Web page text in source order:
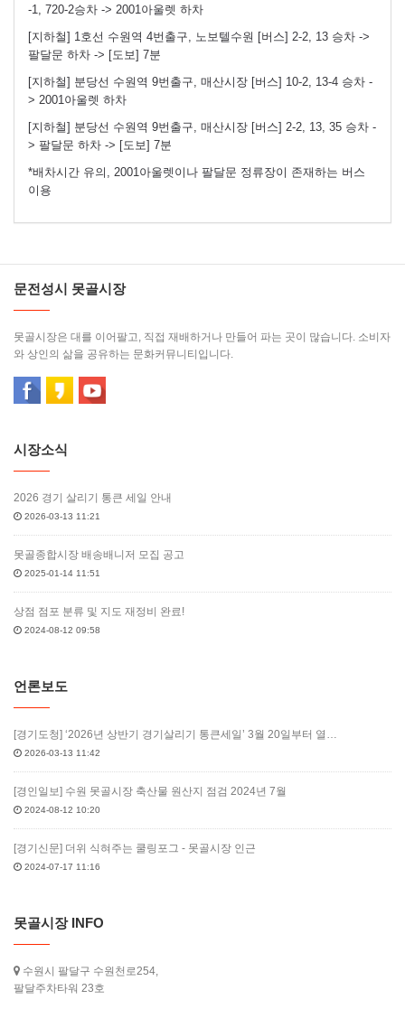
-1, 720-2승차 -> 2001아울렛 하차
[지하철] 1호선 수원역 4번출구, 노보텔수원 [버스] 2-2, 13 승차 ->
팔달문 하차 -> [도보] 7분
[지하철] 분당선 수원역 9번출구, 매산시장 [버스] 10-2, 13-4 승차 -
> 2001아울렛 하차
[지하철] 분당선 수원역 9번출구, 매산시장 [버스] 2-2, 13, 35 승차 -
> 팔달문 하차 -> [도보] 7분
*배차시간 유의, 2001아울렛이나 팔달문 정류장이 존재하는 버스
이용
문전성시 못골시장
못골시장은 대를 이어팔고, 직접 재배하거나 만들어 파는 곳이 많습니다. 소비자
와 상인의 삶을 공유하는 문화커뮤니티입니다.
시장소식
2026 경기 살리기 통큰 세일 안내
2026-03-13 11:21
못골종합시장 배송배니저 모집 공고
2025-01-14 11:51
상점 점포 분류 및 지도 재정비 완료!
2024-08-12 09:58
언론보도
[경기도청] ‘2026년 상반기 경기살리기 통큰세일’ 3월 20일부터 열…
2026-03-13 11:42
[경인일보] 수원 못골시장 축산물 원산지 점검 2024년 7월
2024-08-12 10:20
[경기신문] 더위 식혀주는 쿨링포그 - 못골시장 인근
2024-07-17 11:16
못골시장 INFO
수원시 팔달구 수원천로254,
팔달주차타워 23호